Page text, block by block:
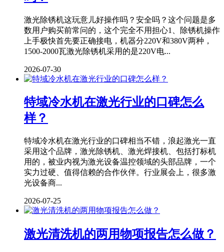
激光除锈机这玩意儿好操作吗？安全吗？这个问题是多
数用户购买前常问的，这个完全不用担心1、除锈机操作
上手极快首先要正确接电，机器分220V和380V两种，
1500-2000瓦激光除锈机采用的是220V电...
2026-07-30
特域冷水机在激光行业的口碑怎么
样？
特域冷水机在激光行业的口碑相当不错，浪起激光一直
采用这个品牌，激光除锈机、激光焊接机、包括打标机
用的，被业内视为激光设备温控领域的头部品牌，一个
实力过硬、值得信赖的合作伙伴。行业展会上，很多激
光设备商...
2026-07-25
激光清洗机的两用物项报告怎么做？